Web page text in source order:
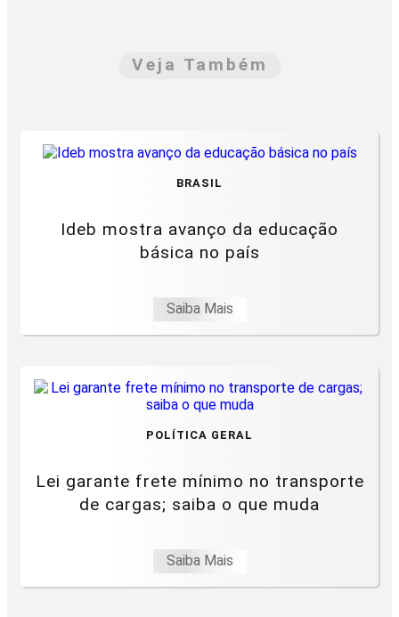
Veja Também
BRASIL
Ideb mostra avanço da educação
básica no país
Saiba Mais
POLÍTICA GERAL
Lei garante frete mínimo no transporte
de cargas; saiba o que muda
Saiba Mais